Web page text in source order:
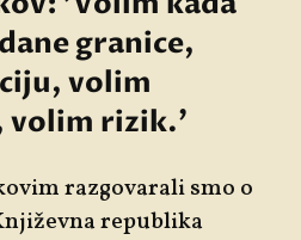
granice,
volim
volim rizik.'
razgovarali smo o
republika